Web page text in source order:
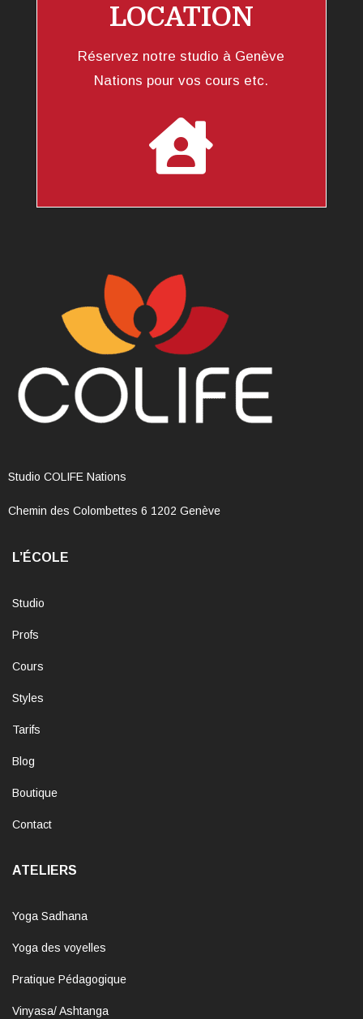
LOCATION
Réservez notre studio à Genève
Nations pour vos cours etc.

Studio COLIFE Nations
Chemin des Colombettes 6 1202 Genève
L’ÉCOLE
Studio
Profs
Cours
Styles
Tarifs
Blog
Boutique
Contact
ATELIERS
Yoga Sadhana
Yoga des voyelles
Pratique Pédagogique
Vinyasa/ Ashtanga